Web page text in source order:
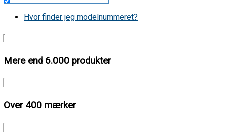
Støvsuger
Tørretumbler
Hvor finder jeg modelnummeret?
Mere end 6.000 produkter
Over 400 mærker